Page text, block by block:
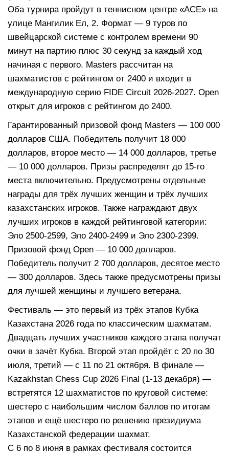
Оба турнира пройдут в теннисном центре «АСЕ» на
улице Мангилик Ел, 2. Формат — 9 туров по
швейцарской системе с контролем времени 90
минут на партию плюс 30 секунд за каждый ход
начиная с первого. Masters рассчитан на
шахматистов с рейтингом от 2400 и входит в
международную серию FIDE Circuit 2026-2027. Open
открыт для игроков с рейтингом до 2400.
Гарантированный призовой фонд Masters — 100 000
долларов США. Победитель получит 18 000
долларов, второе место — 14 000 долларов, третье
— 10 000 долларов. Призы распределят до 15-го
места включительно. Предусмотрены отдельные
награды для трёх лучших женщин и трёх лучших
казахстанских игроков. Также награждают двух
лучших игроков в каждой рейтинговой категории:
Эло 2500-2599, Эло 2400-2499 и Эло 2300-2399.
Призовой фонд Open — 10 000 долларов.
Победитель получит 2 700 долларов, десятое место
— 300 долларов. Здесь также предусмотрены призы
для лучшей женщины и лучшего ветерана.
Фестиваль — это первый из трёх этапов Кубка
Казахстана 2026 года по классическим шахматам.
Двадцать лучших участников каждого этапа получат
очки в зачёт Кубка. Второй этап пройдёт с 20 по 30
июля, третий — с 11 по 21 октября. В финале —
Kazakhstan Chess Cup 2026 Final (1-13 декабря) —
встретятся 12 шахматистов по круговой системе:
шестеро с наибольшим числом баллов по итогам
этапов и ещё шестеро по решению президиума
Казахстанской федерации шахмат.
С 6 по 8 июня в рамках фестиваля состоится